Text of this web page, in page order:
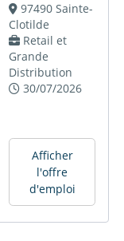
97490 Sainte-
Clotilde
Retail et
Grande
Distribution
30/07/2026
Afficher
l'offre
d'emploi